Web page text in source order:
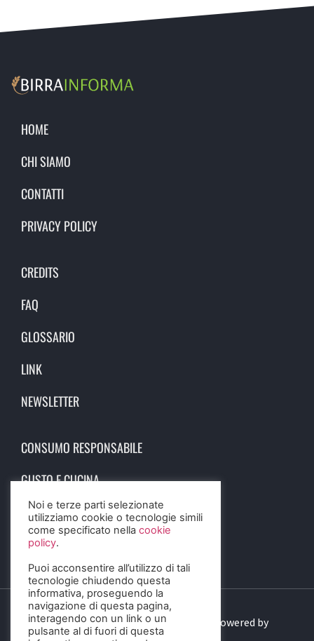
HOME
CHI SIAMO
CONTATTI
PRIVACY POLICY
CREDITS
FAQ
GLOSSARIO
LINK
NEWSLETTER
CONSUMO RESPONSABILE
GUSTO E CUCINA
SCIENZA E SALUTE
STORIA E CULTURA
© 2023 Birra Informa. All Rights Reserved. Powered by
Noi e terze parti selezionate
utilizziamo cookie o tecnologie simili
come specificato nella cookie
policy.
Puoi acconsentire all’utilizzo di tali
tecnologie chiudendo questa
informativa, proseguendo la
navigazione di questa pagina,
interagendo con un link o un
pulsante al di fuori di questa